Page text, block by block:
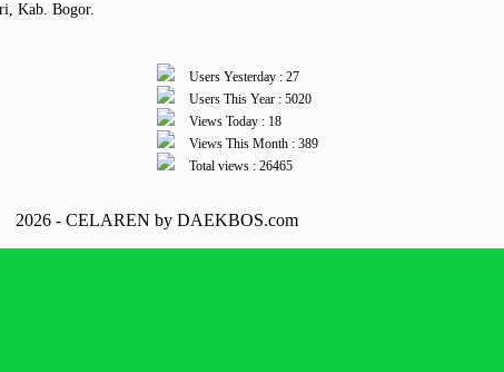
Kab. Bogor.
Users Yesterday : 27
Users This Year : 5020
Views Today : 18
Views This Month : 389
Total views : 26465
2026 - CELAREN by DAEKBOS.com